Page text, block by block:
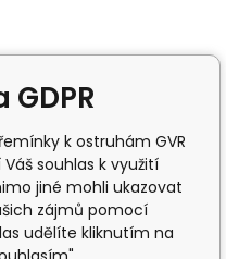
GDPR
k ostruhám GVR
souhlas k využití
jiné mohli ukazovat
zájmů pomocí
udělíte kliknutím na